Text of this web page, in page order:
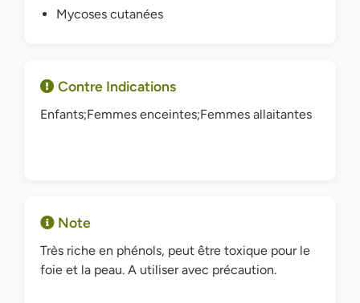
Mycoses cutanées
Contre Indications
Enfants;Femmes enceintes;Femmes allaitantes
Note
Très riche en phénols, peut être toxique pour le
foie et la peau. A utiliser avec précaution.